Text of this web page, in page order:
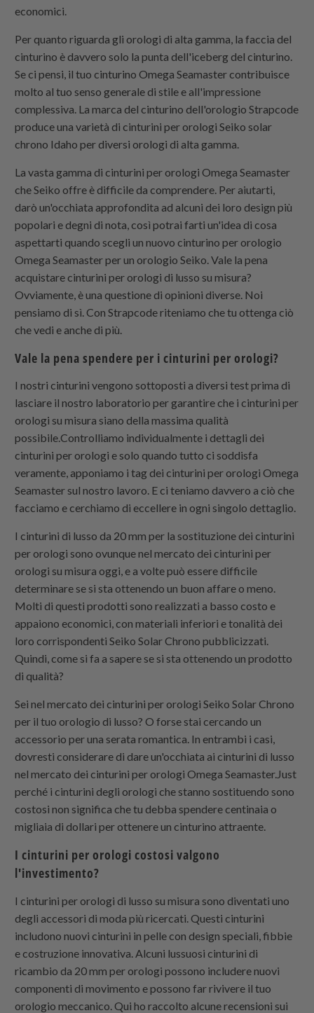
economici.
Per quanto riguarda gli orologi di alta gamma, la faccia del
cinturino è davvero solo la punta dell'iceberg del cinturino.
Se ci pensi, il tuo cinturino Omega Seamaster contribuisce
molto al tuo senso generale di stile e all'impressione
complessiva. La marca del cinturino dell'orologioStrapcode
produce una varietà di cinturini per orologi Seiko solar
chrono Idaho per diversi orologi di alta gamma.
La vasta gamma di cinturini per orologi Omega Seamaster
che Seiko offre è difficile da comprendere. Per aiutarti,
darò un'occhiata approfondita ad alcuni dei loro design più
popolari e degni di nota, così potrai farti un'idea di cosa
aspettarti quando scegli un nuovo cinturino per orologio
Omega Seamaster per un orologio Seiko. Vale la pena
acquistare cinturini per orologi di lusso su misura?
Ovviamente, è una questione di opinioni diverse. Noi
pensiamo di sì. ConStrapcoderiteniamo che tu ottenga ciò
che vedi e anche di più.
Vale la pena spendere per i cinturini per orologi?
I nostri cinturini vengono sottoposti a diversi test prima di
lasciare il nostro laboratorio per garantire che i cinturini per
orologi su misura siano della massima qualità
possibile.Controlliamo individualmente i dettagli dei
cinturini per orologi e solo quando tutto ci soddisfa
veramente, apponiamo i tag dei cinturini per orologi Omega
Seamaster sul nostro lavoro. E ci teniamo davvero a ciò che
facciamo e cerchiamo di eccellere in ogni singolo dettaglio.
I cinturini di lusso da 20 mm per la sostituzione dei cinturini
per orologi sono ovunque nel mercato dei cinturini per
orologi su misura oggi, e a volte può essere difficile
determinare se si sta ottenendo un buon affare o meno.
Molti di questi prodotti sono realizzati a basso costo e
appaiono economici, con materiali inferiori e tonalità dei
loro corrispondenti Seiko Solar Chrono pubblicizzati.
Quindi, come si fa a sapere se si sta ottenendo un prodotto
di qualità?
Sei nel mercato dei cinturini per orologi Seiko Solar Chrono
per il tuo orologio di lusso? O forse stai cercando un
accessorio per una serata romantica. In entrambi i casi,
dovresti considerare di dare un'occhiata ai cinturini di lusso
nel mercato dei cinturini per orologi Omega Seamaster.Just
perché i cinturini degli orologi che stanno sostituendo sono
costosi non significa che tu debba spendere centinaia o
migliaia di dollari per ottenere un cinturino attraente.
I cinturini per orologi costosi valgono
l'investimento?
I cinturini per orologi di lusso su misura sono diventati uno
degli accessori di moda più ricercati. Questi cinturini
includono nuovi cinturini in pelle con design speciali, fibbie
e costruzione innovativa. Alcuni lussuosi cinturini di
ricambio da 20 mm per orologi possono includere nuovi
componenti di movimento e possono far rivivere il tuo
orologio meccanico. Qui ho raccolto alcune recensioni sui